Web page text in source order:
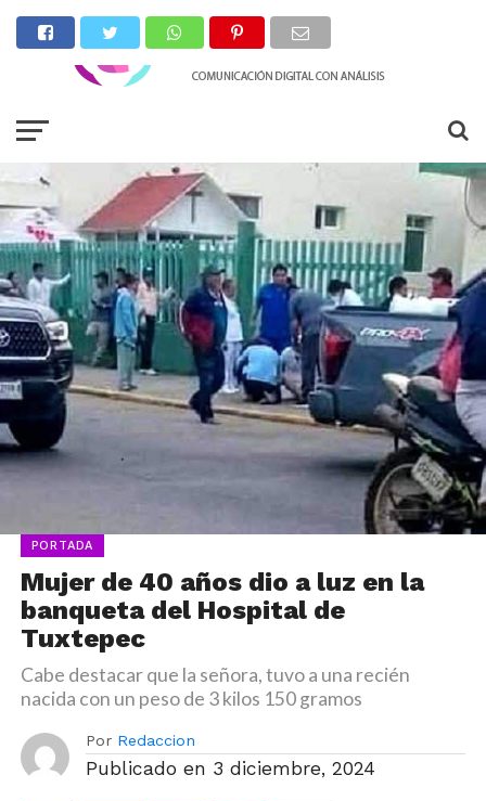
PORTADA
Mujer de 40 años dio a luz en la
banqueta del Hospital de
Tuxtepec
Cabe destacar que la señora, tuvo a una recién
nacida con un peso de 3 kilos 150 gramos
Por Redaccion
Publicado en 3 diciembre, 2024